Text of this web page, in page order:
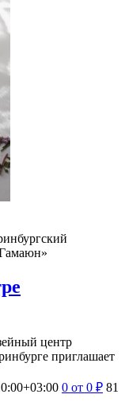
центр
приглашает
0 от 0 ₽ 81